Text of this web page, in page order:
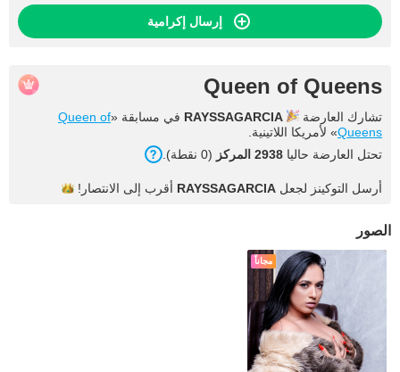
إرسال إكرامية
Queen of Queens
تشارك العارضة RAYSSAGARCIA في مسابقة «Queen of
Queens» لأمريكا اللاتينية.
تحتل العارضة حاليا 2938 المركز (0 نقطة).
أرسل التوكينز لجعل RAYSSAGARCIA أقرب إلى الانتصار!
الصور
مجاناً